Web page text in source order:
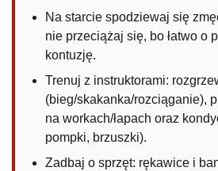
Na starcie spodziewaj się
nie przeciążaj się, bo łatwo o
kontuzję.
Trenuj z instruktorami:
(bieg/skakanka/rozciąganie),
na workach/łapach oraz
pompki, brzuszki).
Zadbaj o sprzęt: rękawice i